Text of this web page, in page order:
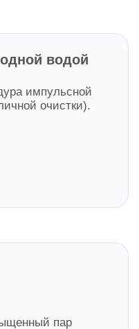
водой
импульсной
очистки).
пар